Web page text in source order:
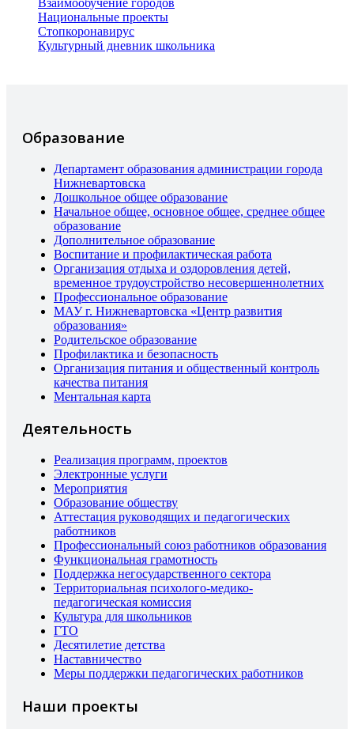
Взаимообучение городов
Национальные проекты
Стопкоронавирус
Культурный дневник школьника
Образование
Департамент образования администрации города
Нижневартовска
Дошкольное общее образование
Начальное общее, основное общее, среднее общее
образование
Дополнительное образование
Воспитание и профилактическая работа
Организация отдыха и оздоровления детей,
временное трудоустройство несовершеннолетних
Профессиональное образование
МАУ г. Нижневартовска «Центр развития
образования»
Родительское образование
Профилактика и безопасность
Организация питания и общественный контроль
качества питания
Ментальная карта
Деятельность
Реализация программ, проектов
Электронные услуги
Мероприятия
Образование обществу
Аттестация руководящих и педагогических
работников
Профессиональный союз работников образования
Функциональная грамотность
Поддержка негосударственного сектора
Территориальная психолого-медико-
педагогическая комиссия
Культура для школьников
ГТО
Десятилетие детства
Наставничество
Меры поддержки педагогических работников
Наши проекты